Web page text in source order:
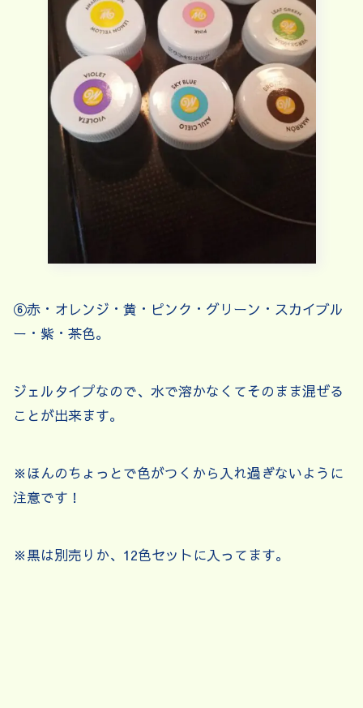
⑥赤・オレンジ・黄・ピンク・グリーン・スカイブル
ー・紫・茶色。
ジェルタイプなので、水で溶かなくてそのまま混ぜる
ことが出来ます。
※ほんのちょっとで色がつくから入れ過ぎないように
注意です！
※黒は別売りか、12色セットに入ってます。